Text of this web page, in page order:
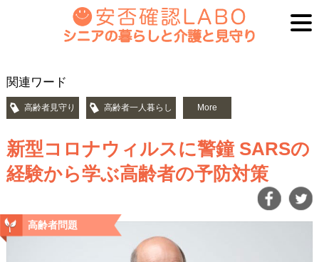
関連ワード
高齢者見守り 高齢者一人暮らし More
新型コロナウィルスに警鐘 SARSの
経験から学ぶ高齢者の予防対策
高齢者問題